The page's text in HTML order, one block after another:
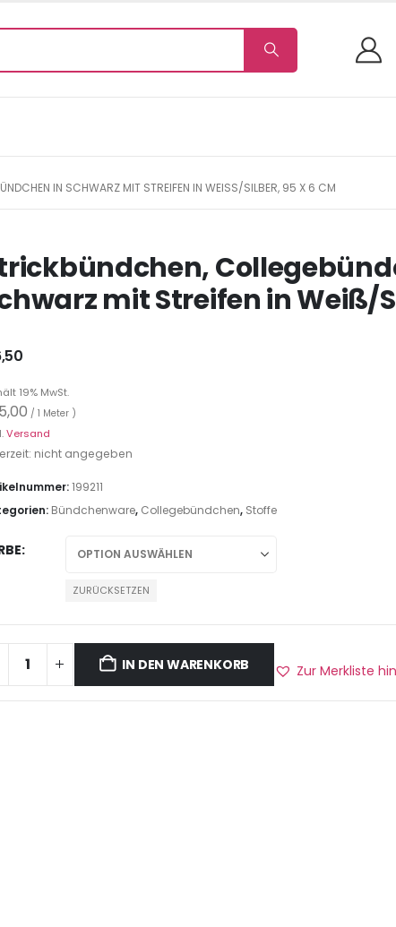
IN SCHWARZ MIT STREIFEN IN WEISS/SILBER, 95 X 6 CM
mit Streifen in Weiß/
19% MwSt.
5,00 / 1 Meter )
Versand
nicht angegeben
199211
Bündchenware, Collegebündchen, Stoffe
ZURÜCKSETZEN
IN DEN WARENKORB Zur Merkliste